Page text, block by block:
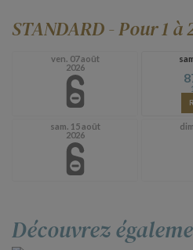
STANDARD - Pour 1 à
ven. 07 août
2026
sam. 15 août
2026
Découvrez